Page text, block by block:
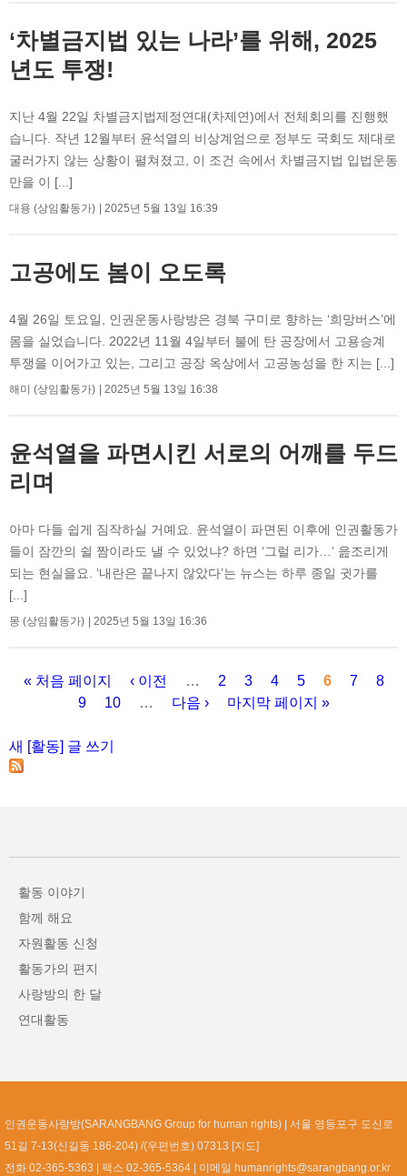
‘차별금지법 있는 나라’를 위해, 2025
년도 투쟁!
지난 4월 22일 차별금지법제정연대(차제연)에서 전체회의를 진행했
습니다. 작년 12월부터 윤석열의 비상계엄으로 정부도 국회도 제대로
굴러가지 않는 상황이 펼쳐졌고, 이 조건 속에서 차별금지법 입법운동
만을 이 [...]
대용 (상임활동가) 2025년 5월 13일 16:39
고공에도 봄이 오도록
4월 26일 토요일, 인권운동사랑방은 경북 구미로 향하는 ‘희망버스’에
몸을 실었습니다. 2022년 11월 4일부터 불에 탄 공장에서 고용승계
투쟁을 이어가고 있는, 그리고 공장 옥상에서 고공농성을 한 지는 [...]
해미 (상임활동가) 2025년 5월 13일 16:38
윤석열을 파면시킨 서로의 어깨를 두드
리며
아마 다들 쉽게 짐작하실 거예요. 윤석열이 파면된 이후에 인권활동가
들이 잠깐의 쉴 짬이라도 낼 수 있었냐? 하면 ‘그럴 리가…’ 읊조리게
되는 현실을요. ‘내란은 끝나지 않았다’는 뉴스는 하루 종일 귓가를
[...]
몽 (상임활동가) 2025년 5월 13일 16:36
« 처음 페이지 ‹ 이전 … 2 3 4 5 6 7
8
9
10 … 다음 › 마지막 페이지 »
새 [활동] 글 쓰기
활동 이야기
함께 해요
자원활동 신청
활동가의 편지
사랑방의 한 달
연대활동
인권운동사랑방(SARANGBANG Group for human rights)
서울 영등포구 도신로
51길 7-13(신길동 186-204) /(우편번호) 07313 [지도]
전화 02-365-5363
팩스 02-365-5364 이메일 humanrights@sarangbang.or.kr